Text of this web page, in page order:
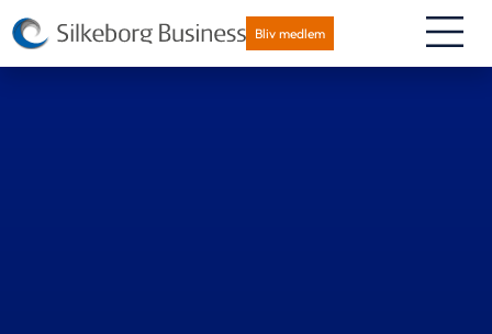
Bliv medlem